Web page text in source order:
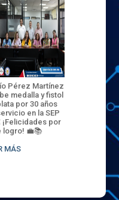
Pérez Martínez
medalla y fistol
por 30 años
en la SEP
¡Felicidades por
logro! 💼📚
MÁS
ENECB-
del
batalla.
32
sede